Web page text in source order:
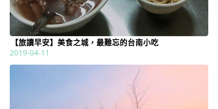
【旅讀早安】美食之城，最難忘的台南小吃
2019-04-11